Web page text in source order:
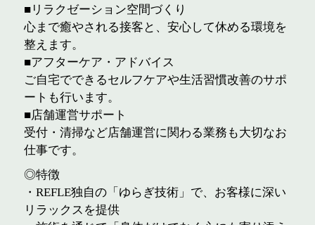
■リラクゼーション空間づくり
心まで癒やされる接客と、安心して休める環境を
整えます。
■アフターケア・アドバイス
ご自宅でできるセルフケアや生活習慣改善のサポ
ートも行います。
■店舗運営サポート
受付・清掃など店舗運営に関わる業務も大切なお
仕事です。
◎特徴
・REFLE独自の「ゆらぎ技術」で、お客様に深い
リラックスを提供